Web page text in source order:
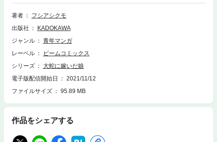
描く、ピュアな異類婚姻譚。
著者
フシアシクモ
出版社
KADOKAWA
ジャンル
青年マンガ
レーベル
ビームコミックス
シリーズ
大蛇に嫁いだ娘
電子版配信開始日
2021/11/12
ファイルサイズ
95.89 MB
作品をシェアする